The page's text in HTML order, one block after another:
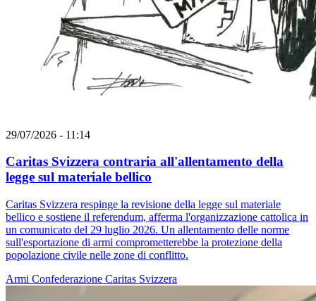
29/07/2026 - 11:14
Caritas Svizzera contraria all'allentamento della
legge sul materiale bellico
Caritas Svizzera respinge la revisione della legge sul materiale
bellico e sostiene il referendum, afferma l'organizzazione cattolica in
un comunicato del 29 luglio 2026. Un allentamento delle norme
sull'esportazione di armi comprometterebbe la protezione della
popolazione civile nelle zone di conflitto.
Armi Confederazione Caritas Svizzera